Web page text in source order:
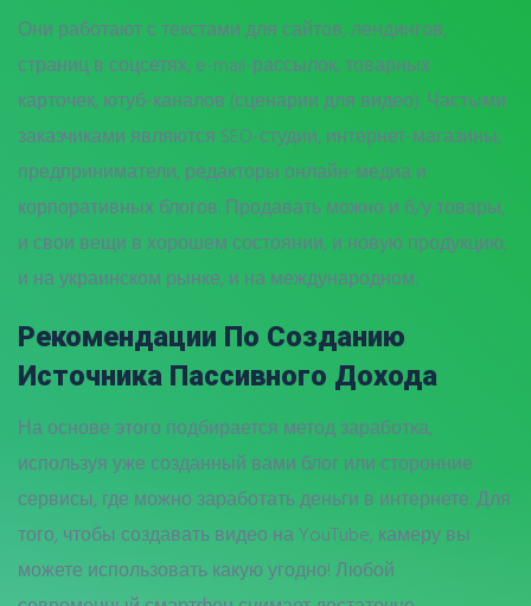
Они работают с текстами для сайтов, лендингов,
страниц в соцсетях, e-mail-рассылок, товарных
карточек, ютуб-каналов (сценарии для видео). Частыми
заказчиками являются SEO-студии, интернет-магазины,
предприниматели, редакторы онлайн-медиа и
корпоративных блогов. Продавать можно и б/у товары,
и свои вещи в хорошем состоянии, и новую продукцию,
и на украинском рынке, и на международном.
Рекомендации По Созданию
Источника Пассивного Дохода
На основе этого подбирается метод заработка,
используя уже созданный вами блог или сторонние
сервисы, где можно заработать деньги в интернете. Для
того, чтобы создавать видео на YouTube, камеру вы
можете использовать какую угодно! Любой